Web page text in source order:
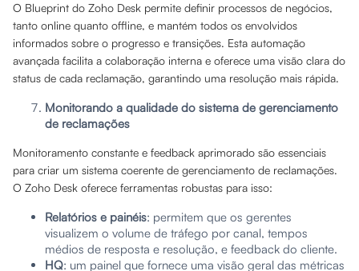
O Blueprint do Zoho Desk permite definir processos de negócios,
tanto online quanto offline, e mantém todos os envolvidos
informados sobre o progresso e transições. Esta automação
avançada facilita a colaboração interna e oferece uma visão clara do
status de cada reclamação, garantindo uma resolução mais rápida.
Monitorando a qualidade do sistema de gerenciamento
de reclamações
Monitoramento constante e feedback aprimorado são essenciais
para criar um sistema coerente de gerenciamento de reclamações.
O Zoho Desk oferece ferramentas robustas para isso:
Relatórios e painéis: permitem que os gerentes
visualizem o volume de tráfego por canal, tempos
médios de resposta e resolução, e feedback do cliente.
HQ: um painel que fornece uma visão geral das métricas